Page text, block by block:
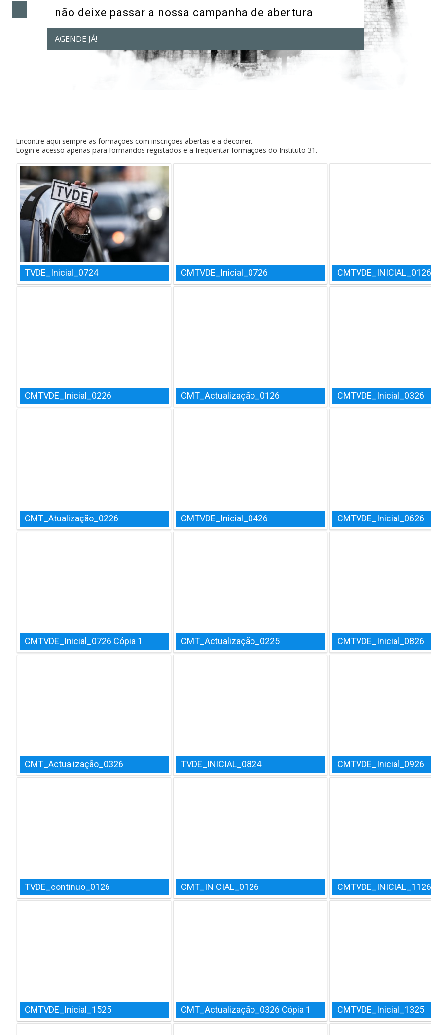
não deixe passar a nossa campanha de abertura
AGENDE JÁ!
Encontre aqui sempre as formações com inscrições abertas e a decorrer.
Login e acesso apenas para formandos registados e a frequentar formações do Instituto 31.
TVDE_Inicial_0724 CMTVDE_Inicial_0726 CMTVDE_INICIAL_0126
CMTVDE_Inicial_0226 CMT_Actualização_0126 CMTVDE_Inicial_0326
CMT_Atualização_0226 CMTVDE_Inicial_0426 CMTVDE_Inicial_0626
CMTVDE_Inicial_0726 Cópia 1 CMT_Actualização_0225 CMTVDE_Inicial_0826
CMT_Actualização_0326 TVDE_INICIAL_0824 CMTVDE_Inicial_0926
TVDE_continuo_0126 CMT_INICIAL_0126 CMTVDE_INICIAL_1126
CMTVDE_Inicial_1525 CMT_Actualização_0326 Cópia 1 CMTVDE_Inicial_1325